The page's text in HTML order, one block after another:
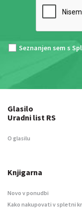
Seznanjen sem s
Glasilo
Uradni list RS
O glasilu
Knjigarna
Novo v ponudbi
Kako nakupovati v spletni